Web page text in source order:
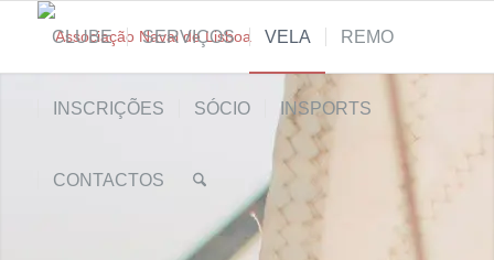
CLUBE SERVIÇOS VELA REMO
INSCRIÇÕES SÓCIO INSPORTS
CONTACTOS